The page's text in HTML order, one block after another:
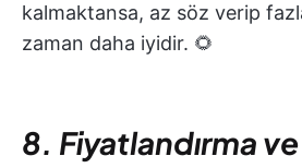
kalmaktansa, az söz verip
zaman daha iyidir. 🌻
8. Fiyatlandırma ve